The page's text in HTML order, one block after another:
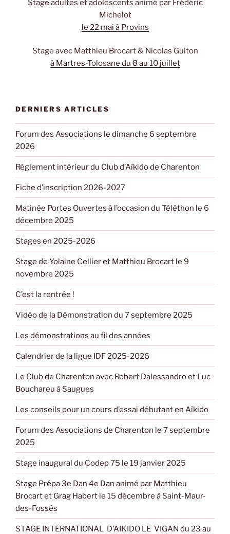
Stage adultes et adolescents animé par Frédéric
Michelot
le 22 mai à Provins
Stage avec Matthieu Brocart & Nicolas Guiton
à Martres-Tolosane du 8 au 10 juillet
DERNIERS ARTICLES
Forum des Associations le dimanche 6 septembre
2026
Règlement intérieur du Club d’Aïkido de Charenton
Fiche d’inscription 2026-2027
Matinée Portes Ouvertes à l’occasion du Téléthon le 6
décembre 2025
Stages en 2025-2026
Stage de Yolaine Cellier et Matthieu Brocart le 9
novembre 2025
C’est la rentrée !
Vidéo de la Démonstration du 7 septembre 2025
Les démonstrations au fil des années
Calendrier de la ligue IDF 2025-2026
Le Club de Charenton avec Robert Dalessandro et Luc
Bouchareu à Saugues
Les conseils pour un cours d’essai débutant en Aïkido
Forum des Associations de Charenton le 7 septembre
2025
Stage inaugural du Codep 75 le 19 janvier 2025
Stage Prépa 3e Dan 4e Dan animé par Matthieu
Brocart et Grag Habert le 15 décembre à Saint-Maur-
des-Fossés
STAGE INTERNATIONAL D’AIKIDO LE VIGAN du 23 au